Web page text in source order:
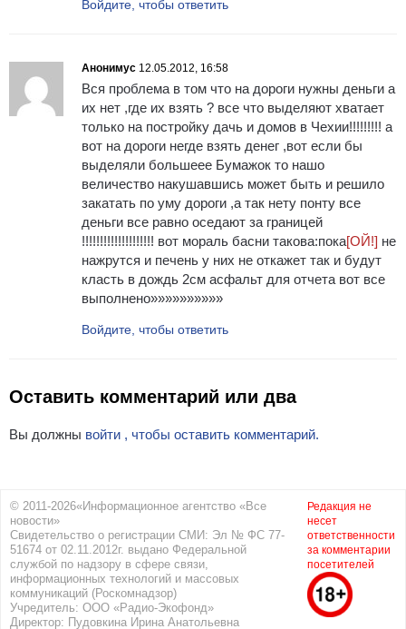
Войдите, чтобы ответить
Анонимус 12.05.2012, 16:58
Вся проблема в том что на дороги нужны деньги а
их нет ,где их взять ? все что выделяют хватает
только на постройку дачь и домов в Чехии!!!!!!!!! а
вот на дороги негде взять денег ,вот если бы
выделяли большеее Бумажок то нашо
величество накушавшись может быть и решило
закатать по уму дороги ,а так нету понту все
деньги все равно оседают за границей
!!!!!!!!!!!!!!!!!!!! вот мораль басни такова:пока[ОЙ!] не
нажрутся и печень у них не откажет так и будут
класть в дождь 2см асфальт для отчета вот все
выполнено»»»»»»»»»»
Войдите, чтобы ответить
Оставить комментарий или два
Вы должны войти , чтобы оставить комментарий.
© 2011-2026«Информационное агентство «Все
новости»
Свидетельство о регистрации СМИ: Эл № ФС 77-
51674 от 02.11.2012г. выдано Федеральной
службой по надзору в сфере связи,
информационных технологий и массовых
коммуникаций (Роскомнадзор)
Учредитель: ООО «Радио-Экофонд»
Директор: Пудовкина Ирина Анатольевна
Редакция не
несет
ответственности
за комментарии
посетителей